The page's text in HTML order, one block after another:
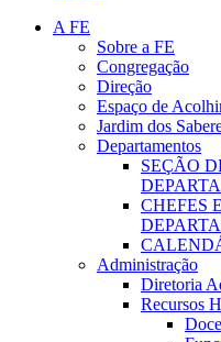
A FE
Sobre a FE
Congregação
Direção
Espaço de
Jardim dos
Departamentos
SEÇÃO
CHEFES
Administração
Diretoria
Recursos